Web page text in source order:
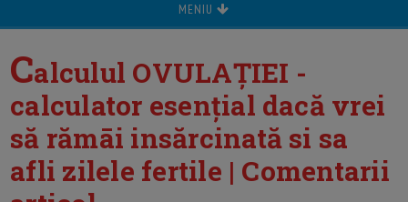
MENIU
Calculul OVULAȚIEI -
calculator esențial dacă vrei
să rămāi insărcinată si sa
afli zilele fertile | Comentarii